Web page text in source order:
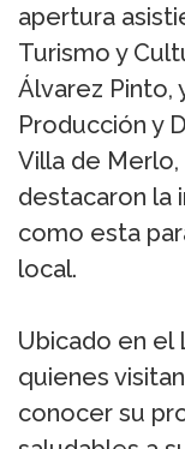
apertura
Turismo y
Álvarez Pinto,
Producción y
Villa de Merlo,
destacaron la
como esta
local.
Ubicado en el
quienes
conocer su